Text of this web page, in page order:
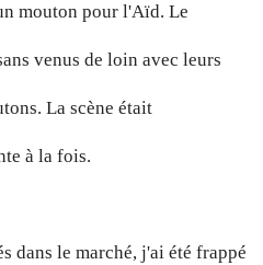
mouton pour l'Aïd. Le
venus de loin avec leurs
La scène était
à la fois.
dans le marché, j'ai été frappé